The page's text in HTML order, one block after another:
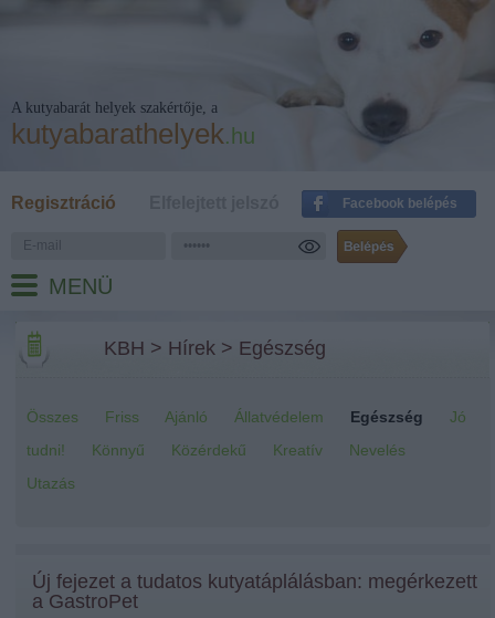
A kutyabarát helyek szakértője, a
kutyabarathelyek.hu
Regisztráció Facebook belépés
MENÜ
KBH > Hírek > Egészség
Összes Friss Ajánló Állatvédelem Egészség
Jó
tudni!
Könnyű Közérdekű Kreatív
Nevelés
Utazás
Új fejezet a tudatos kutyatáplálásban: megérkezett
a GastroPet